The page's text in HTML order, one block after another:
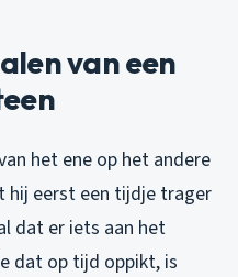
van een
het ene op het andere
hij eerst een tijdje trager
dat er iets aan het
dat op tijd oppikt, is